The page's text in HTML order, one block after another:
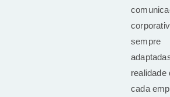
sempre
realidade
cada